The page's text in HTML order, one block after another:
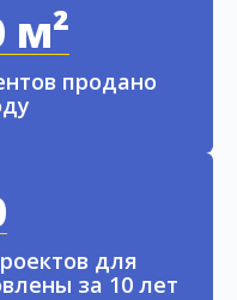
м²
продано
для
за 10 лет